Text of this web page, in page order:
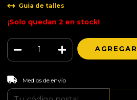
Guia de talles
¡Solo quedan 2 en stock!
Entregas para el CP:
Medios de envío